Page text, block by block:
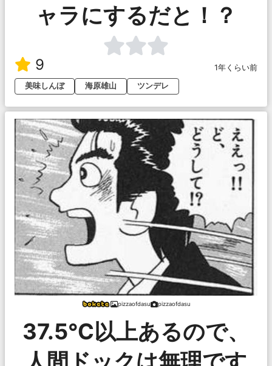
ャラにするだと！？
9
1年くらい前
美味しんぼ
海原雄山 ツンデレ
pizzaofdasu pizzaofdasu
37.5℃以上あるので、